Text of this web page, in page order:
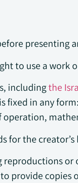
presenting
to use a
includingthe
in any
for the
reproductions
provide